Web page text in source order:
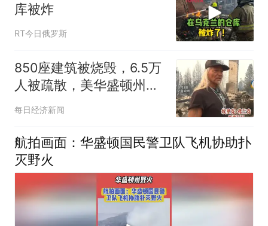
库被炸
RT今日俄罗斯
850座建筑被烧毁，6.5万
人被疏散，美华盛顿州山
火竟是人为纵火！37岁嫌
后放火！其曾因杀死父亲
入狱，有精神病史
每日经济新闻
航拍画面：华盛顿国民警卫队飞机协助扑
灭野火